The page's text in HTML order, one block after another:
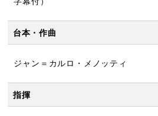
台本・作曲
ジャン＝カルロ・メノッティ
指揮